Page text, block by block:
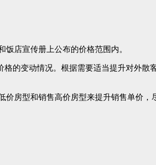
店宣传册上公布的价格范围内。
的变动情况。根据需要适当提升对外
房型和销售高价房型来提升销售单价，